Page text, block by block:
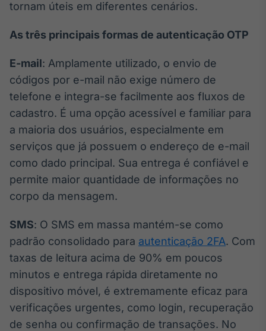
Fundos
plataforma para
analisar fundos
no Brasil
IA
Em breve
BroadFast
Em breve
Gestão de
Investimentos
Em breve
tornam úteis em diferentes cenários.
As três principais formas de autenticação OTP
E-mail: Amplamente utilizado, o envio de
códigos por e-mail não exige número de
telefone e integra-se facilmente aos fluxos de
cadastro. É uma opção acessível e familiar para
a maioria dos usuários, especialmente em
serviços que já possuem o endereço de e-mail
como dado principal. Sua entrega é confiável e
permite maior quantidade de informações no
corpo da mensagem.
SMS: O SMS em massa mantém-se como
padrão consolidado para autenticação 2FA. Com
taxas de leitura acima de 90% em poucos
minutos e entrega rápida diretamente no
dispositivo móvel, é extremamente eficaz para
verificações urgentes, como login, recuperação
de senha ou confirmação de transações. No